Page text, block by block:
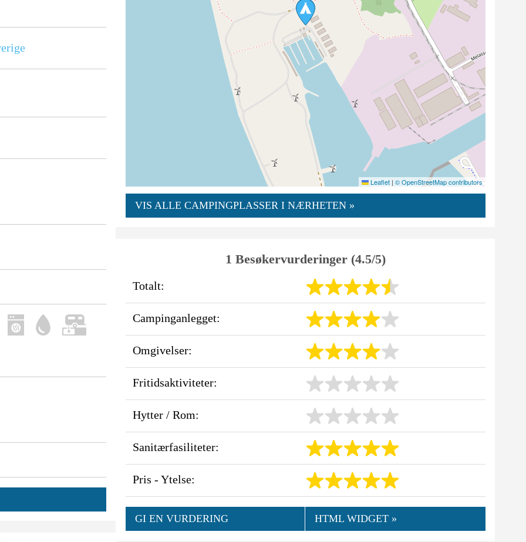
Leaflet | © OpenStreetMap contributors
VIS ALLE CAMPINGPLASSER I NÆRHETEN »
1 Besøkervurderinger (4.5/5)
Totalt:
Campinganlegget:
Omgivelser:
Fritidsaktiviteter:
Hytter / Rom:
Sanitærfasiliteter:
Pris - Ytelse:
GI EN VURDERING HTML WIDGET »